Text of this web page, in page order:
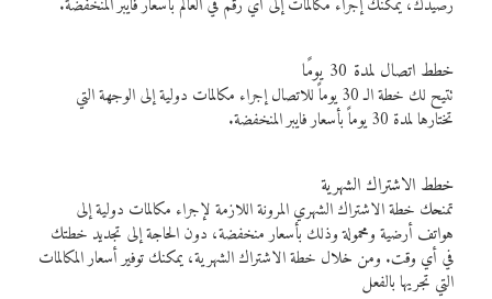
رصيدك، يمكنك إجراء مكالمات إلى أي رقم في العالم بأسعار فايبر المنخفضة.
خطط اتصال لمدة 30 يومًا
تتيح لك خطة الـ 30 يوماً للاتصال إجراء مكالمات دولية إلى الوجهة التي
تختارها لمدة 30 يوماً بأسعار فايبر المنخفضة.
خطط الاشتراك الشهرية
تمنحك خطة الاشتراك الشهري المرونة اللازمة لإجراء مكالمات دولية إلى
هواتف أرضية ومحمولة وذلك بأسعار منخفضة، دون الحاجة إلى تجديد خطتك
في أي وقت. ومن خلال خطة الاشتراك الشهرية، يمكنك توفير أسعار المكالمات
التي تجريها بالفعل